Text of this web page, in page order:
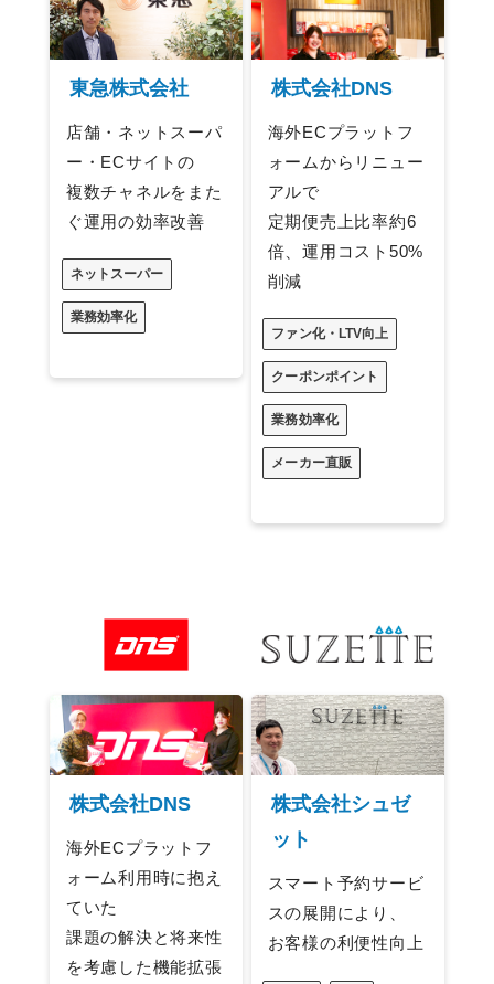
東急株式会社
店舗・ネットスーパ
ー・ECサイトの
複数チャネルをまた
ぐ運用の効率改善
ネットスーパー
業務効率化
株式会社DNS
海外ECプラットフ
ォームからリニュー
アルで
定期便売上比率約6
倍、運用コスト50%
削減
ファン化・LTV向上
クーポンポイント
業務効率化
メーカー直販
株式会社DNS
海外ECプラットフ
ォーム利用時に抱え
ていた
課題の解決と将来性
を考慮した機能拡張
株式会社シュゼ
ット
スマート予約サービ
スの展開により、
お客様の利便性向上